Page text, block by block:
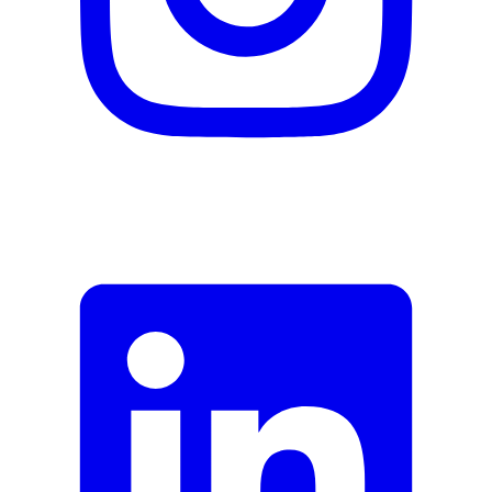
Signaler des données erronées